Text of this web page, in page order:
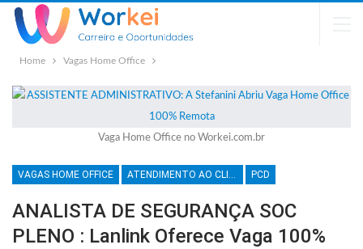
Home Vagas Home Office
Vaga Home Office no Workei.com.br
VAGAS HOME OFFICE ATENDIMENTO AO CLIENTE PCD
ANALISTA DE SEGURANÇA SOC
PLENO : Lanlink Oferece Vaga 100%